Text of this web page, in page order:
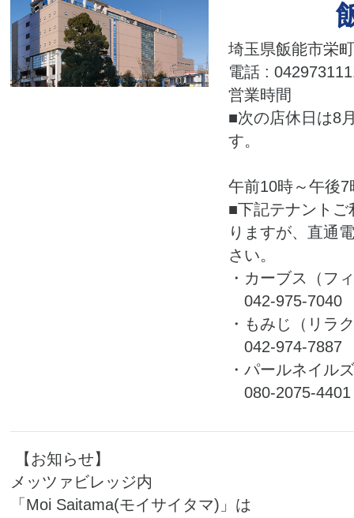
埼玉県飯能市栄
電話 :
営業時間
■次の店休日は8
す。
午前10時～午後7
■下記テナント
りますが、直通
さい。
・カーブス（フ
042-975-7040
・もみじ（リラ
042-974-7887
・パールネイル
080-2075-4401
【お知らせ】
メッツァビレッジ内
「Moi Saitama(モイサイタマ)」は